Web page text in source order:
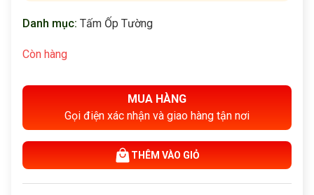
Danh mục: Tấm Ốp Tường
Còn hàng
MUA HÀNG
Gọi điện xác nhận và giao hàng tận nơi
THÊM VÀO GIỎ